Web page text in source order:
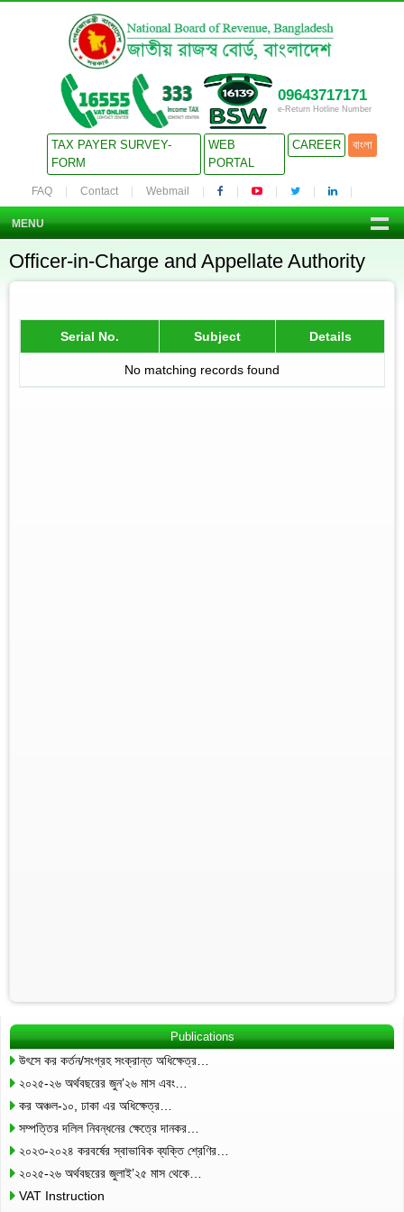
09643717171
e-Return Hotline Number
TAX PAYER SURVEY-
FORM
WEB
PORTAL
CAREER বাংলা
FAQ Contact Webmail
MENU
Officer-in-Charge and Appellate Authority
Serial No. Subject Details
No matching records found
Publications
উৎসে কর কর্তন/সংগ্রহ সংক্রান্ত অধিক্ষেত্র…
২০২৫-২৬ অর্থবছরের জুন’২৬ মাস এবং…
কর অঞ্চল-১০, ঢাকা এর অধিক্ষেত্র…
সম্পত্তির দলিল নিবন্ধনের ক্ষেত্রে দানকর…
২০২৩-২০২৪ করবর্ষের স্বাভাবিক ব্যক্তি শ্রেণির…
২০২৫-২৬ অর্থবছরের জুলাই’২৫ মাস থেকে…
VAT Instruction